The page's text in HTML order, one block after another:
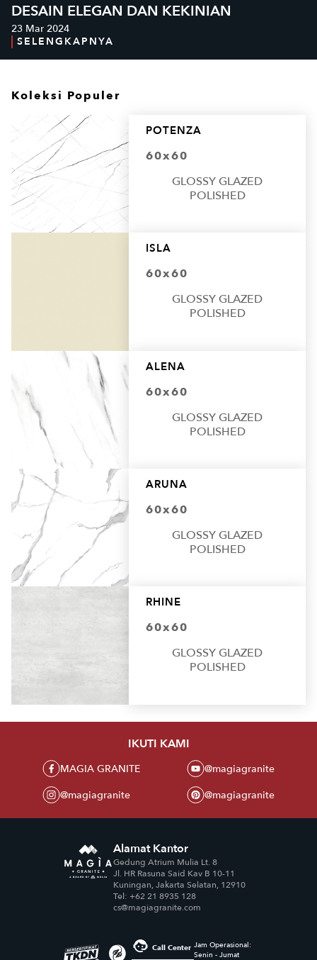
Koleksi Populer
POTENZA
60x60
GLOSSY GLAZED
POLISHED
ISLA
60x60
GLOSSY GLAZED
POLISHED
ALENA
60x60
GLOSSY GLAZED
POLISHED
ARUNA
60x60
GLOSSY GLAZED
POLISHED
RHINE
60x60
GLOSSY GLAZED
POLISHED
DESAIN ELEGAN DAN KEKINIAN
23 Mar 2024
SELENGKAPNYA
IKUTI KAMI
MAGIA GRANITE
@magiagranite
@magiagranite
@magiagranite
Alamat Kantor
Gedung Atrium Mulia Lt. 8
Jl. HR Rasuna Said Kav B 10-11
Kuningan, Jakarta Selatan, 12910
Tel: +62 21 8935 128
cs@magiagranite.com
Call Center Jam Operasional:
Senin - Jumat